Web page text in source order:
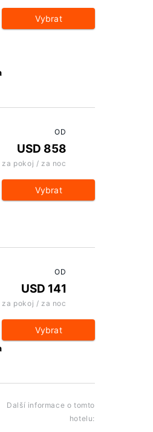
Vybrat
OD
USD 858
za pokoj / za noc
Vybrat
OD
USD 141
za pokoj / za noc
Vybrat
Další informace o tomto
hotelu: